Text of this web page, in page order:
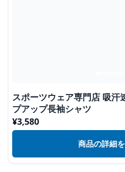
スポーツウェア専門店 吸汗
プアップ長袖シャツ
¥3,580
商品の詳細